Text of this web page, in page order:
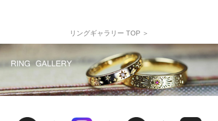
リングギャラリー TOP ＞